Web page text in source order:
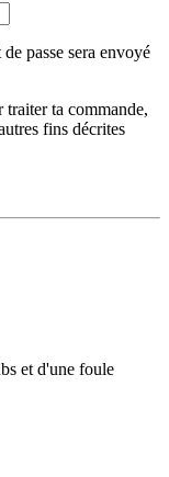
passe sera envoyé
traiter ta commande,
fins décrites
et d'une foule